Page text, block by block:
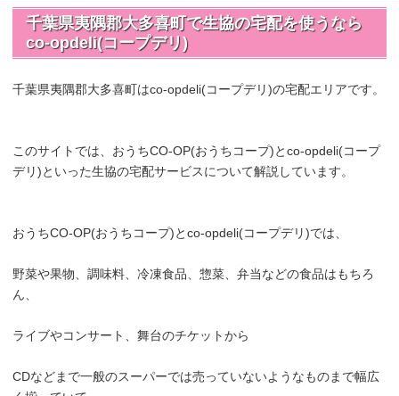
千葉県夷隅郡大多喜町で生協の宅配を使うなら
co-opdeli(コープデリ)
千葉県夷隅郡大多喜町はco-opdeli(コープデリ)の宅配エリアです。
このサイトでは、おうちCO-OP(おうちコープ)とco-opdeli(コープ
デリ)といった生協の宅配サービスについて解説しています。
おうちCO-OP(おうちコープ)とco-opdeli(コープデリ)では、
野菜や果物、調味料、冷凍食品、惣菜、弁当などの食品はもちろ
ん、
ライブやコンサート、舞台のチケットから
CDなどまで一般のスーパーでは売っていないようなものまで幅広